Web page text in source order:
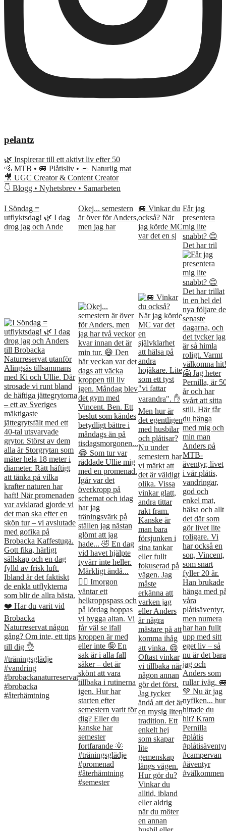
pelantz
🌿 Inspirerar till ett aktivt liv efter 50
🚵 MTB • 🚐 Plåtisliv • 🥗 Naturlig mat
🎥 UGC Creator & Content Creator
👇 Blogg • Nyhetsbrev • Samarbeten
I Söndag =
utflyktsdag! 🌿 I dag
drog jag och Ande
Okej... semestern
är över för Anders,
men jag har
🚐 Vinkar du
också? När
jag körde MC
var det en sj
Får jag
presentera
mig lite
snabbt? 😊
Det har tril